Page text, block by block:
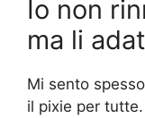
Io non
ma li
Mi sento
il pixie per